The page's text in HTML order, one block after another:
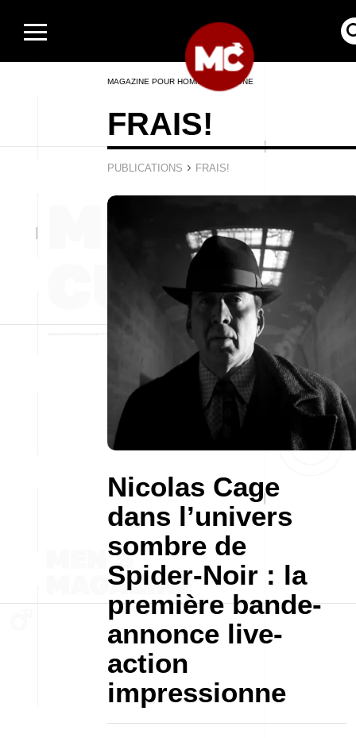
MAGAZINE POUR HOMMES EN LIGNE
FRAIS!
PUBLICATIONS › FRAIS!
Nicolas Cage
dans l’univers
sombre de
Spider-Noir : la
première bande-
annonce live-
action
impressionne